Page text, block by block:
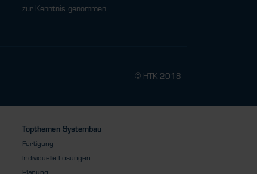
zur Kenntnis genommen.
© HTK 2018
Topthemen Systembau
Fertigung
Individuelle Lösungen
Planung